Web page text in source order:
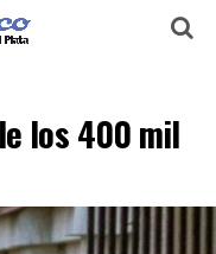
los 400 mil